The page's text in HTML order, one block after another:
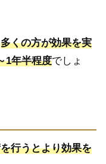
多くの方が効果を実
1年半程度でしょ
行うとより効果を